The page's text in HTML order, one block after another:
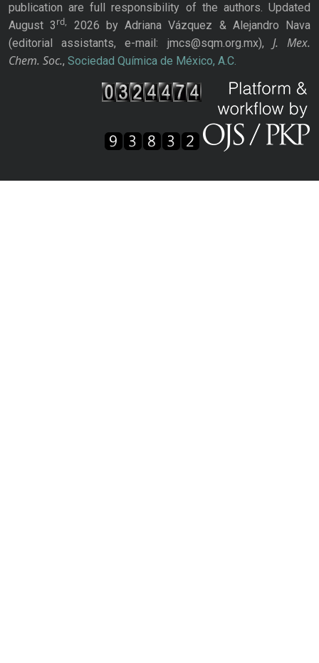
publication are full responsibility of the authors. Updated
August 3rd,
2026 by Adriana Vázquez & Alejandro Nava
(editorial assistants, e-mail: jmcs@sqm.org.mx), J. Mex.
Chem. Soc., Sociedad Química de México, A.C.